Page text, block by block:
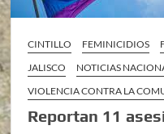
CINTILLO FEMINICIDIOS
JALISCO
NOTICIAS
VIOLENCIA CONTRA LA
Reportan 11